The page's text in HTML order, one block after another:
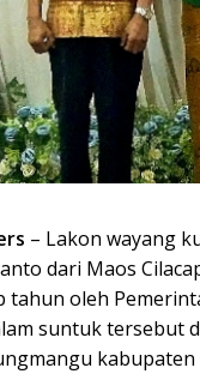
– Lakon wayang
dari Maos
oleh
suntuk tersebut
kabupaten